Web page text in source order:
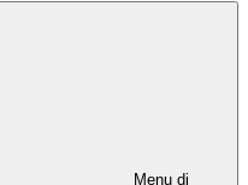
Menu di